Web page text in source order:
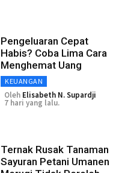
Pengeluaran Cepat
Habis? Coba Lima Cara
Menghemat Uang
KEUANGAN
Oleh Elisabeth N. Supardji
7 hari yang lalu.
Ternak Rusak Tanaman
Sayuran Petani Umanen